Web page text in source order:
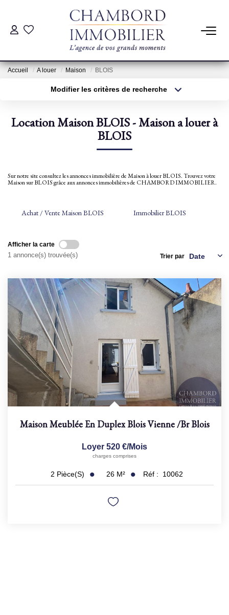
ACHAT
Pré-Estimation
Qui Sommes Nous
Nous Rejoindre
Nos Actualités
Contact
ESPACE CLIENT
Accueil A louer Maison BLOIS
Modifier les critères de recherche
Type de bien
Surface min
Créer une alerte
Location Maison BLOIS - Maison a louer à
BLOIS
Sur notre site consultez les annonces immobilière de Maison à louer BLOIS. Trouvez votre
Maison sur BLOIS grâce aux annonces immobilières de CHAMBORD IMMOBILIER.
Achat / Vente Maison BLOIS Immobilier BLOIS
Afficher la carte
1 annonce(s) trouvée(s) Trier par
Maison Meublée En Duplex Blois Vienne/brBlois
Loyer 520 €/mois
charges comprises
2 Pièce(s) 26 M² Réf : 10062